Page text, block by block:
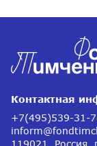
Контактная
+7(495)539-31-
119021, Россия,